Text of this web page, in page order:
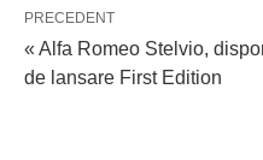
PRECEDENT
« Alfa Romeo Stelvio,
de lansare First Edition